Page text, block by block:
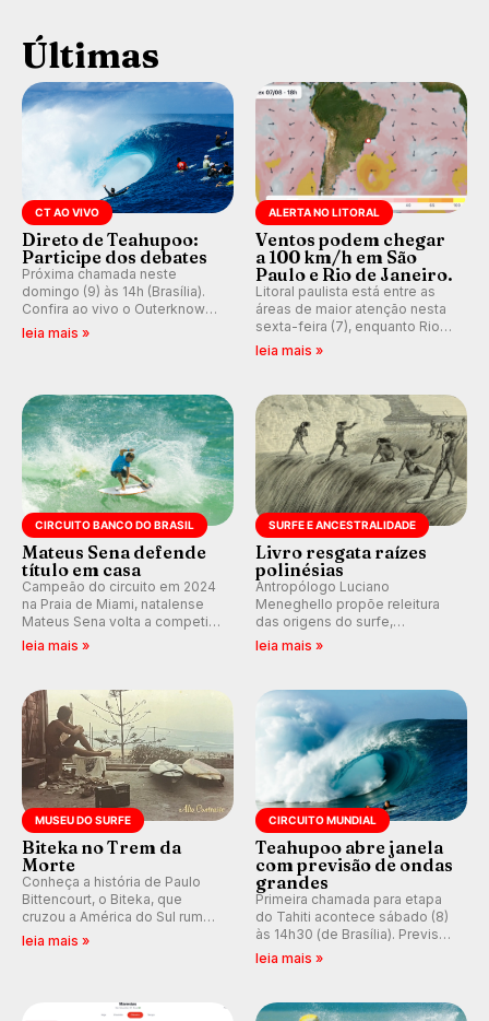
Últimas
CT AO VIVO
Direto de Teahupoo:
Participe dos debates
Próxima chamada neste
domingo (9) às 14h (Brasília).
Confira ao vivo o Outerknown
Tahiti Pro 2026 e participe dos
leia mais »
ALERTA NO LITORAL
Ventos podem chegar
a 100 km/h em São
Paulo e Rio de Janeiro.
Litoral paulista está entre as
áreas de maior atenção nesta
sexta-feira (7), enquanto Rio
de Janeiro também recebe
km/h em Itanhaém.
leia mais »
CIRCUITO BANCO DO BRASIL
Mateus Sena defende
título em casa
Campeão do circuito em 2024
na Praia de Miami, natalense
Mateus Sena volta a competir
em casa em busca de manter a
leia mais »
SURFE E ANCESTRALIDADE
Livro resgata raízes
polinésias
Antropólogo Luciano
Meneghello propõe releitura
das origens do surfe,
resgatando a cultura polinésia
prática em esporte e indústria.
leia mais »
MUSEU DO SURFE
Biteka no Trem da
Morte
Conheça a história de Paulo
Bittencourt, o Biteka, que
cruzou a América do Sul rumo
ao Pacífico em uma jornada
leia mais »
CIRCUITO MUNDIAL
Teahupoo abre janela
com previsão de ondas
grandes
Primeira chamada para etapa
do Tahiti acontece sábado (8)
às 14h30 (de Brasília). Previsão
indica swell consistente.
Kelly Slater convidado.
leia mais »